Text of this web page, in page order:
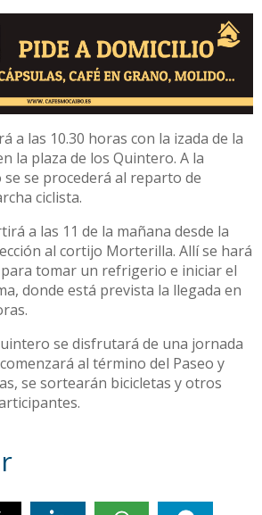
a las 10.30 horas con la izada de la
la plaza de los Quintero. A la
se procederá al reparto de
ciclista.
a las 11 de la mañana desde la
al cortijo Morterilla. Allí se hará
tomar un refrigerio e iniciar el
donde está prevista la llegada en
se disfrutará de una jornada
al término del Paseo y
se sortearán bicicletas y otros